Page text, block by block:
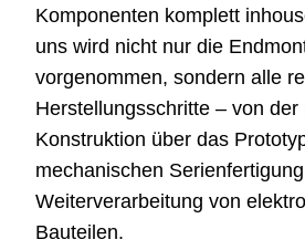
Komponenten komplett
uns wird nicht nur die
vorgenommen, sondern alle
Herstellungsschritte – von der
Konstruktion über das
mechanischen
Weiterverarbeitung von
Bauteilen.